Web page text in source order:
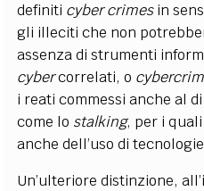
definiti cyber crimesin
gli illeciti che non
assenza di strumenti
cybercorrelati, o
i reati commessi anche al
come lo stalking, per i
anche dell’uso di
Un’ulteriore distinzione,